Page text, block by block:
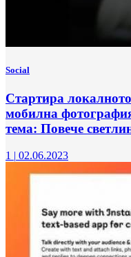
Social
Стартира
мобилна
тема: Повече
1 | 02.06.2023